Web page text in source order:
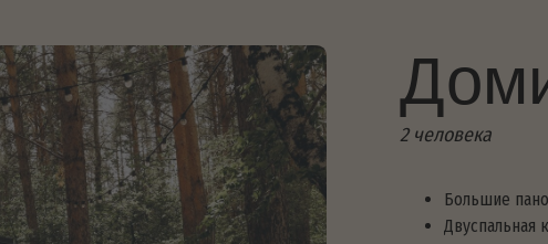
Большие панорамные окна с
Двуспальная кровать,
Душ, туалет, горячая вода
Обогреватель
Доступ к Wi-Fi и станция Алиса
Открытая веранда с креслами